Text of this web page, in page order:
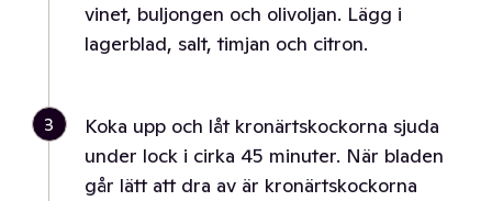
vinet, buljongen och olivoljan. Lägg i
lagerblad, salt, timjan och citron.
3
Koka upp och låt kronärtskockorna sjuda
under lock i cirka 45 minuter. När bladen
går lätt att dra av är kronärtskockorna